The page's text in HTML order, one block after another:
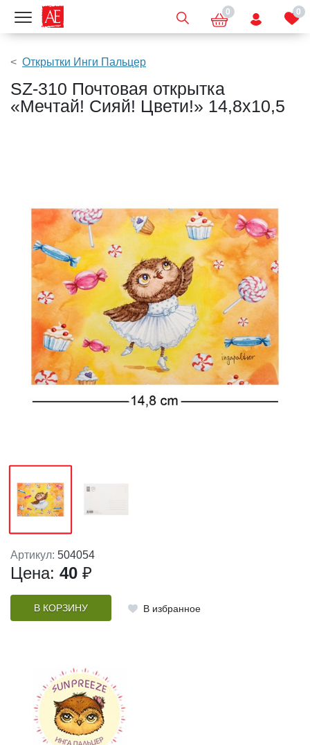
Показать меню 0 0
Открытки Инги Пальцер
SZ-310 Почтовая открытка
«Мечтай! Сияй! Цвети!» 14,8х10,5
Артикул: 504054
Цена: 40 ₽
В КОРЗИНУ В избранное